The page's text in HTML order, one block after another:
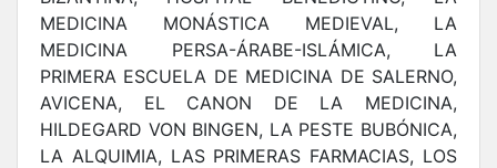
MEDICINA MONÁSTICA MEDIEVAL, LA
MEDICINA PERSA-ÁRABE-ISLÁMICA, LA
PRIMERA ESCUELA DE MEDICINA DE SALERNO,
AVICENA, EL CANON DE LA MEDICINA,
HILDEGARD VON BINGEN, LA PESTE BUBÓNICA,
LA ALQUIMIA, LAS PRIMERAS FARMACIAS, LOS